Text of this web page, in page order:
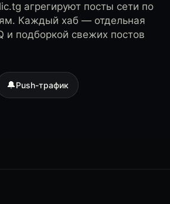
агрегируют посты сети по
Каждый хаб — отдельная
и подборкой свежих постов
🔔Push-трафик